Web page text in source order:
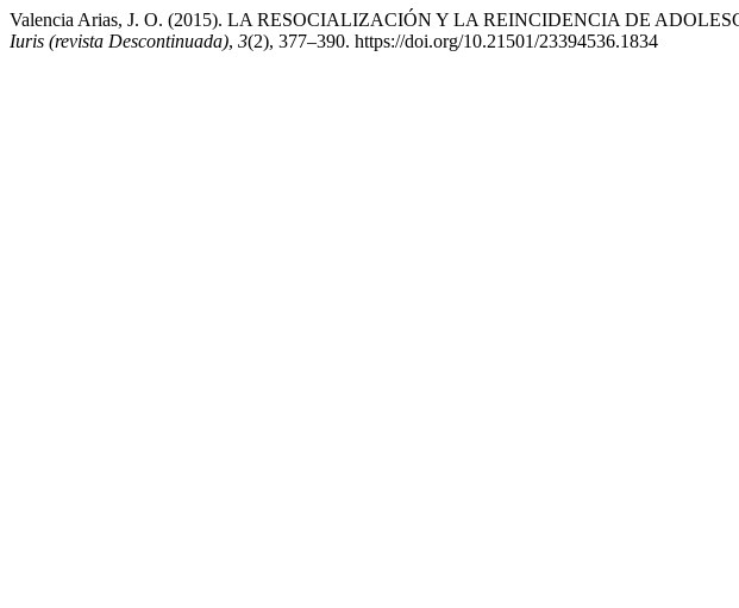
Valencia Arias, J. O. (2015). LA RESOCIALIZACIÓN Y LA REINCIDENCIA DE
Iuris (revista Descontinuada), 3(2), 377–390. https://doi.org/10.21501/23394536.1834